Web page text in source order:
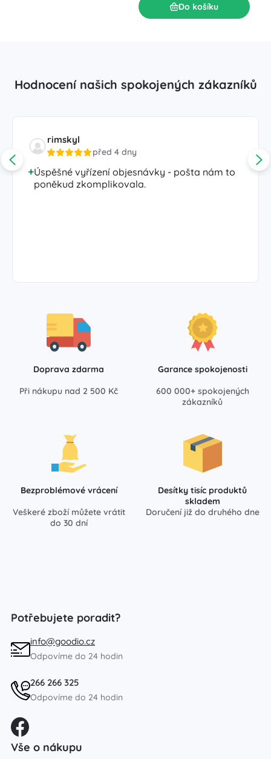
Do košíku
Hodnocení našich spokojených zákazníků
rimskyl
před 4 dny
Úspěšné vyřízení objesnávky - pošta nám to
poněkud zkomplikovala.
Doprava zdarma
Při nákupu nad 2 500 Kč
Garance spokojenosti
600 000+ spokojených
zákazníků
Bezproblémové vrácení
Veškeré zboží můžete vrátit
do 30 dní
Desítky tisíc produktů
skladem
Doručení již do druhého dne
Potřebujete poradit?
info@goodio.cz
Odpovíme do 24 hodin
266 266 325
Odpovíme do 24 hodin
Vše o nákupu